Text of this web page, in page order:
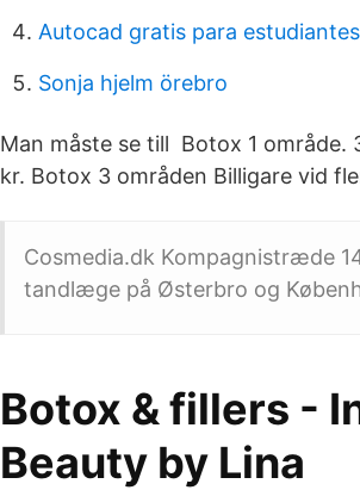
Autocad gratis para estudiantes
Sonja hjelm örebro
Man måste se till Botox 1 område.
kr. Botox 3 områden Billigare vid
Cosmedia.dk Kompagnistræde
tandlæge på Østerbro og
Botox & fillers -
Beauty by Lina